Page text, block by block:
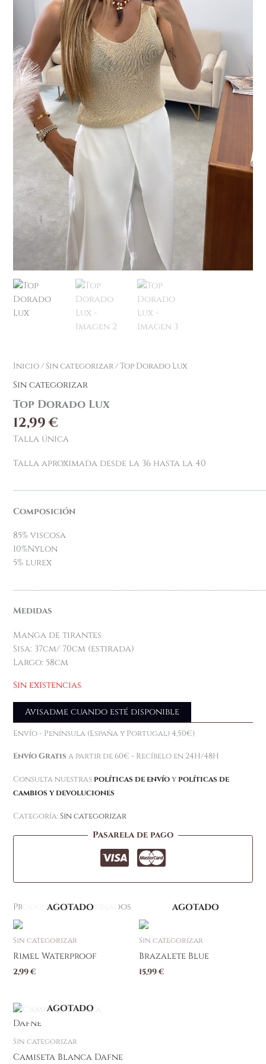
Inicio/Sin categorizar/ Top Dorado Lux
Sin categorizar
Top Dorado Lux
12,99€
Talla única
Talla aproximada desde la 36 hasta la 40
Composición
85% viscosa
10%Nylon
5% lurex
Medidas
Manga de tirantes
Sisa: 37cm/ 70cm (estirada)
Largo: 58cm
Sin existencias
Avisadme cuando esté disponible
Envío - Península (España y Portugal) 4,50€)
Envío Gratis a partir de 60€ - Recíbelo en 24H/48H
Consulta nuestras políticas de envíoy políticas de
cambios y devoluciones
Categoría:Sin categorizar
Pasarela de pago
Productos relacionados
AGOTADO
Sin categorizar
Rimel Waterproof
2,99€
AGOTADO
Sin categorizar
Brazalete Blue
15,99€
AGOTADO
Sin categorizar
Camiseta Blanca Dafne